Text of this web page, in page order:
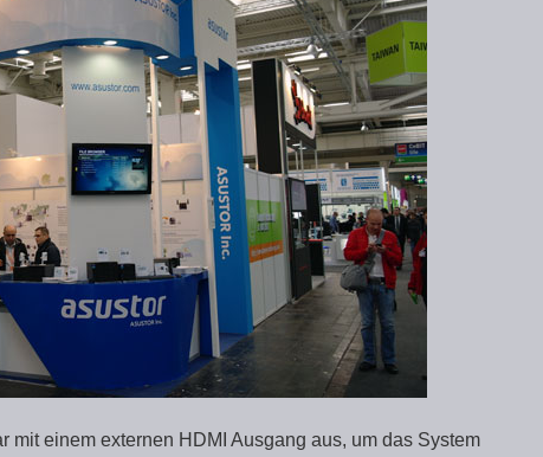
mit einem externen HDMI Ausgang aus, um das System